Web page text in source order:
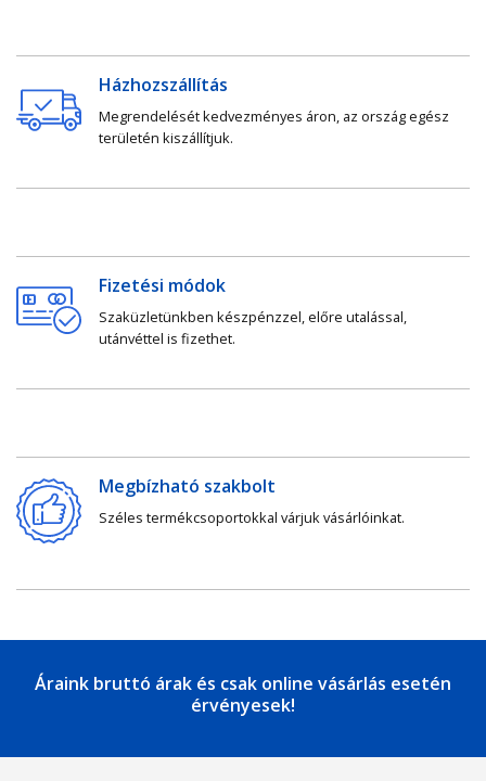
Házhozszállítás
Megrendelését kedvezményes áron, az ország egész
területén kiszállítjuk.
Fizetési módok
Szaküzletünkben készpénzzel, előre utalással,
utánvéttel is fizethet.
Megbízható szakbolt
Széles termékcsoportokkal várjuk vásárlóinkat.
Áraink bruttó árak és csak online vásárlás esetén
érvényesek!